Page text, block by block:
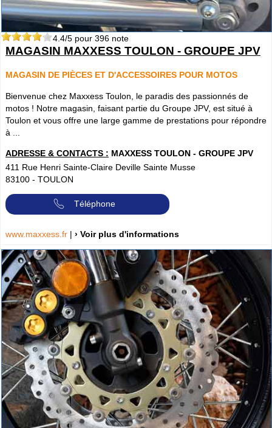
4.4/5 pour 396 note
MAGASIN MAXXESS TOULON - GROUPE JPV
MAGASIN DE PIÈCES ET D'ACCESSOIRES POUR MOTOS
Bienvenue chez Maxxess Toulon, le paradis des passionnés de
motos ! Notre magasin, faisant partie du Groupe JPV, est situé à
Toulon et vous offre une large gamme de prestations pour répondre
à ...
ADRESSE & CONTACTS : MAXXESS TOULON - GROUPE JPV
411 Rue Henri Sainte-Claire Deville Sainte Musse
83100 - TOULON
Téléphone
www.maxxess.fr | › Voir plus d'informations